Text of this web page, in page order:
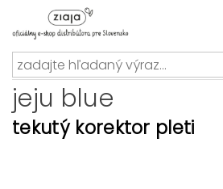
jeju blue
tekutý korektor pleti